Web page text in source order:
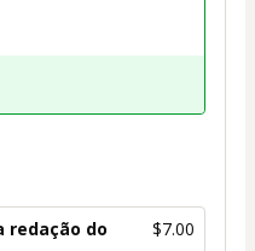
redação do
$7.00